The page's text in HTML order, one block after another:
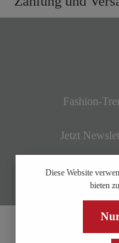
Fashion-
Jetzt
Diese Website
bieten